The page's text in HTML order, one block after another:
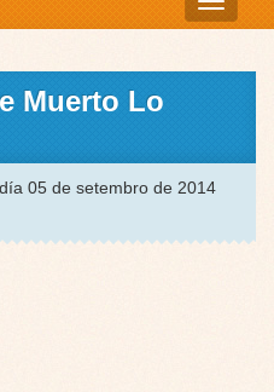
Muerto Lo
05 de setembro de 2014